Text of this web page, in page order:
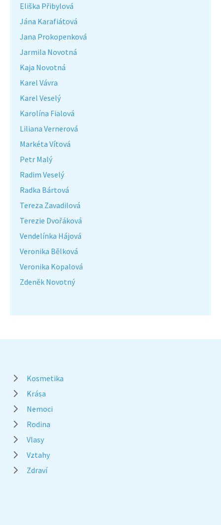
Eliška Přibylová
Jána Karafiátová
Jana Prokopenková
Jarmila Novotná
Kaja Novotná
Karel Vávra
Karel Veselý
Karolína Fialová
Liliana Vernerová
Markéta Vítová
Petr Malý
Radim Veselý
Radka Bártová
Tereza Zavadilová
Terezie Dvořáková
Vendelínka Hájová
Veronika Bělková
Veronika Kopalová
Zdeněk Novotný
Kosmetika
Krása
Nemoci
Rodina
Vlasy
Vztahy
Zdraví